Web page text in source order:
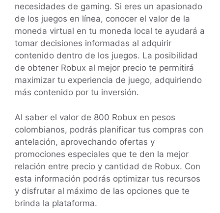
necesidades de gaming. Si eres un apasionado
de los juegos en línea, conocer el valor de la
moneda virtual en tu moneda local te ayudará a
tomar decisiones informadas al adquirir
contenido dentro de los juegos. La posibilidad
de obtener Robux al mejor precio te permitirá
maximizar tu experiencia de juego, adquiriendo
más contenido por tu inversión.
Al saber el valor de 800 Robux en pesos
colombianos, podrás planificar tus compras con
antelación, aprovechando ofertas y
promociones especiales que te den la mejor
relación entre precio y cantidad de Robux. Con
esta información podrás optimizar tus recursos
y disfrutar al máximo de las opciones que te
brinda la plataforma.